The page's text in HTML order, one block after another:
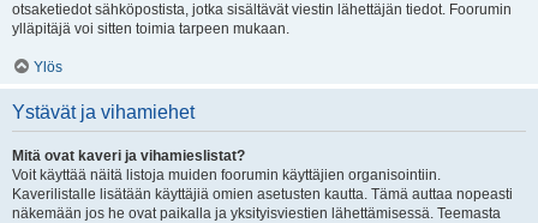
otsaketiedot sähköpostista, jotka sisältävät viestin lähettäjän tiedot. Foorumin
ylläpitäjä voi sitten toimia tarpeen mukaan.
Ylös
Ystävät ja vihamiehet
Mitä ovat kaveri ja vihamieslistat?
Voit käyttää näitä listoja muiden foorumin käyttäjien organisointiin.
Kaverilistalle lisätään käyttäjiä omien asetusten kautta. Tämä auttaa nopeasti
näkemään jos he ovat paikalla ja yksityisviestien lähettämisessä. Teemasta